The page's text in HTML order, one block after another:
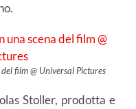
film @ Universal Pictures
Stoller, prodotta e